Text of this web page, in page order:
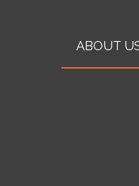
ABOUT